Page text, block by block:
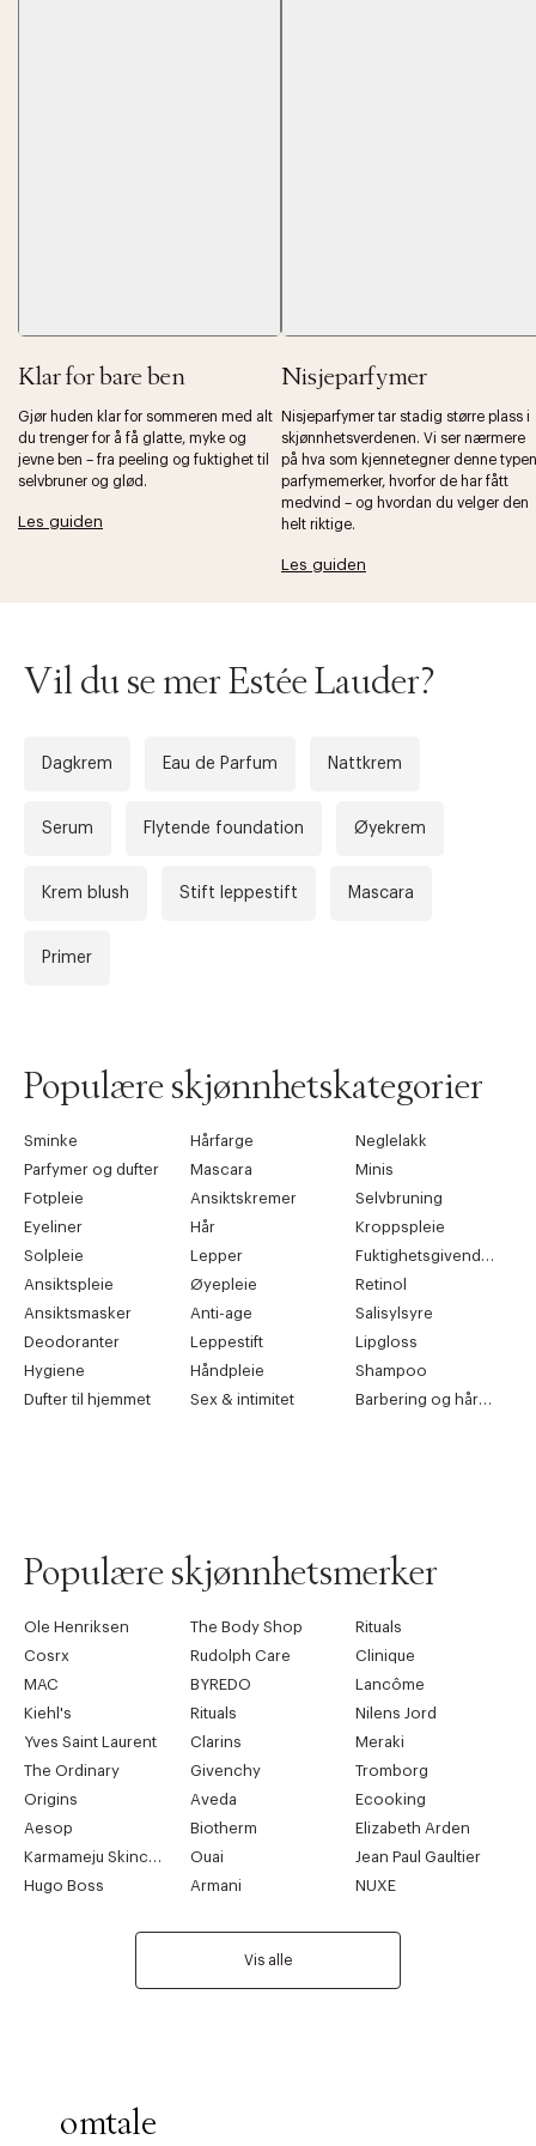
Klar for bare ben
Gjør huden klar for sommeren med alt
du trenger for å få glatte, myke og
jevne ben – fra peeling og fuktighet til
selvbruner og glød.
Les guiden
Nisjeparfymer
Nisjeparfymer tar stadig større plass i
skjønnhetsverdenen. Vi ser nærmere
på hva som kjennetegner denne typen
parfymemerker, hvorfor de har fått
medvind – og hvordan du velger den
helt riktige.
Les guiden
Vil du se mer Estée Lauder?
Dagkrem Eau de Parfum Nattkrem
Serum Flytende foundation Øyekrem
Krem blush Stift leppestift Mascara
Primer
Populære skjønnhetskategorier
Sminke Hårfarge
Neglelakk
Parfymer og dufter
Mascara
Minis
Fotpleie
Ansiktskremer
Selvbruning
Eyeliner
Hår
Kroppspleie
Solpleie
Lepper
Ansiktspleie
Øyepleie
Retinol
Ansiktsmasker
Anti-age
Salisylsyre
Deodoranter
Leppestift
Lipgloss
Hygiene
Håndpleie
Shampoo
Dufter til hjemmet
Sex & intimitet
Populære skjønnhetsmerker
Ole Henriksen The Body Shop
Rituals
Cosrx
Rudolph Care
Clinique
MAC
BYREDO
Lancôme
Kiehl's
Rituals
Nilens Jord
Yves Saint Laurent
Clarins
Meraki
The Ordinary
Givenchy
Tromborg
Origins
Aveda
Ecooking
Aesop
Biotherm
Elizabeth Arden
Ouai
Jean Paul Gaultier
Hugo Boss
Armani NUXE
Vis alle